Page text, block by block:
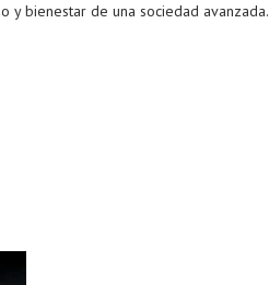
bienestar de una sociedad avanzada.